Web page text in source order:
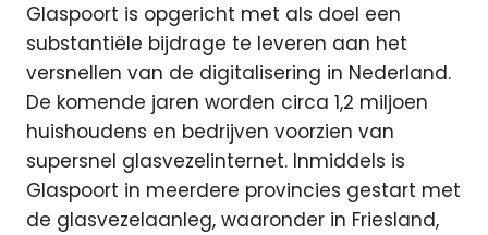
Glaspoort is opgericht met als doel een
substantiële bijdrage te leveren aan het
versnellen van de digitalisering in Nederland.
De komende jaren worden circa 1,2 miljoen
huishoudens en bedrijven voorzien van
supersnel glasvezelinternet. Inmiddels is
Glaspoort in meerdere provincies gestart met
de glasvezelaanleg, waaronder in Friesland,